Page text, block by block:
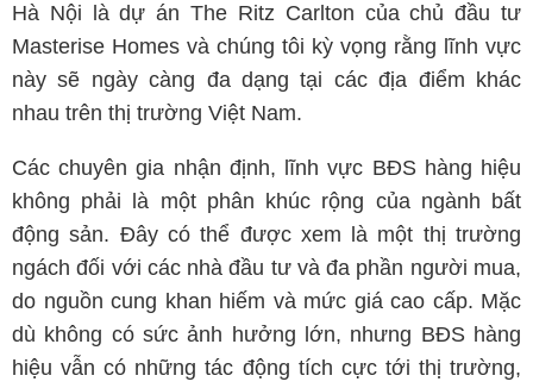
Hà Nội là dự án The Ritz Carlton của chủ đầu tư
Masterise Homes và chúng tôi kỳ vọng rằng lĩnh vực
này sẽ ngày càng đa dạng tại các địa điểm khác
nhau trên thị trường Việt Nam.
Các chuyên gia nhận định, lĩnh vực BĐS hàng hiệu
không phải là một phân khúc rộng của ngành bất
động sản. Đây có thể được xem là một thị trường
ngách đối với các nhà đầu tư và đa phần người mua,
do nguồn cung khan hiếm và mức giá cao cấp. Mặc
dù không có sức ảnh hưởng lớn, nhưng BĐS hàng
hiệu vẫn có những tác động tích cực tới thị trường,